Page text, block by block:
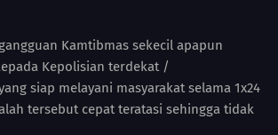
Kamtibmas sekecil apapun
Kepolisian terdekat /
siap melayani masyarakat selama 1x24
tersebut cepat teratasi sehingga tidak